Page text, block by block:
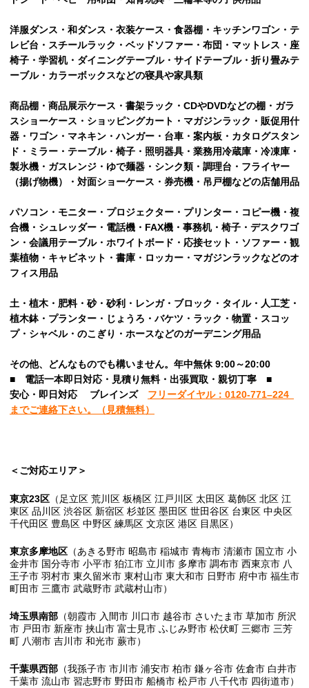
洋服ダンス・和ダンス・衣装ケース・食器棚・キッチンワゴン・テ
レビ台・スチールラック・ベッドソファー・布団・マットレス・座
椅子・学習机・ダイニングテーブル・サイドテーブル・折り畳みテ
ーブル・カラーボックスなどの寝具や家具類
商品棚・商品展示ケース・書架ラック・CDやDVDなどの棚・ガラ
スショーケース・ショッピングカート・マガジンラック・販促用什
器・ワゴン・マネキン・ハンガー・台車・案内板・カタログスタン
ド・ミラー・テーブル・椅子・照明器具・業務用冷蔵庫・冷凍庫・
製氷機・ガスレンジ・ゆで麺器・シンク類・調理台・フライヤー
（揚げ物機）・対面ショーケース・券売機・吊戸棚などの店舗用品
パソコン・モニター・プロジェクター・プリンター・コピー機・複
合機・シュレッダー・電話機・FAX機・事務机・椅子・デスクワゴ
ン・会議用テーブル・ホワイトボード・応接セット・ソファー・観
葉植物・キャビネット・書庫・ロッカー・マガジンラックなどのオ
フィス用品
土・植木・肥料・砂・砂利・レンガ・ブロック・タイル・人工芝・
植木鉢・プランター・じょうろ・バケツ・ラック・物置・スコッ
プ・シャベル・のこぎり・ホースなどのガーデニング用品
その他、
どんなものでも構いません。年中無休 9:00～20:00
■ 電話一本即日対応・見積り無料・出張買取・親切丁寧 ■
安心・即日対応 ブレインズ フリーダイヤル：0120-771–224
までご連絡下さい。
（見積無料）
＜ご対応エリア＞
東京23区 （足立区 荒川区 板橋区 江戸川区 太田区 葛飾区 北区 江
東区 品川区 渋谷区 新宿区 杉並区 墨田区 世田谷区 台東区 中央区
千代田区 豊島区 中野区 練馬区 文京区 港区 目黒区）
東京多摩地区 （あきる野市 昭島市 稲城市 青梅市 清瀬市 国立市 小
金井市 国分寺市 小平市 狛江市 立川市 多摩市 調布市 西東京市 八
王子市 羽村市 東久留米市 東村山市 東大和市 日野市 府中市 福生市
町田市 三鷹市 武蔵野市 武蔵村山市）
埼玉県南部 （朝霞市 入間市 川口市 越谷市 さいたま市 草加市 所沢
市 戸田市 新座市 挟山市 富士見市 ふじみ野市 松伏町 三郷市 三芳
町 八潮市 吉川市 和光市 蕨市）
千葉県西部 （我孫子市 市川市 浦安市 柏市 鎌ヶ谷市 佐倉市 白井市
千葉市 流山市 習志野市 野田市 船橋市 松戸市 八千代市 四街道市）